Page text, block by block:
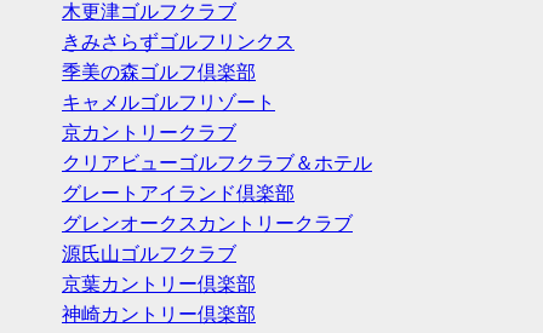
木更津ゴルフクラブ
きみさらずゴルフリンクス
季美の森ゴルフ倶楽部
キャメルゴルフリゾート
京カントリークラブ
クリアビューゴルフクラブ＆ホテル
グレートアイランド倶楽部
グレンオークスカントリークラブ
源氏山ゴルフクラブ
京葉カントリー倶楽部
神崎カントリー倶楽部